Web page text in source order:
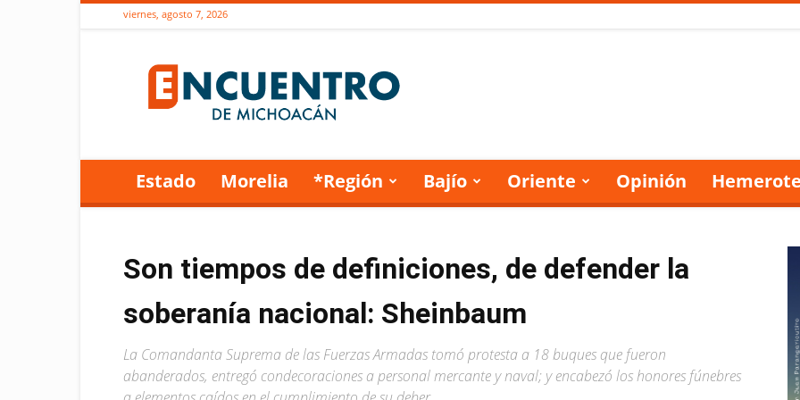
viernes, agosto 7, 2026
de
Michoacán
Estado Morelia *Región Bajío Oriente Opinión
Son tiempos de definiciones, de defender la
soberanía nacional: Sheinbaum
La Comandanta Suprema de las Fuerzas Armadas tomó protesta a 18 buques que fueron
abanderados, entregó condecoraciones a personal mercante y naval; y encabezó los honores fúnebres